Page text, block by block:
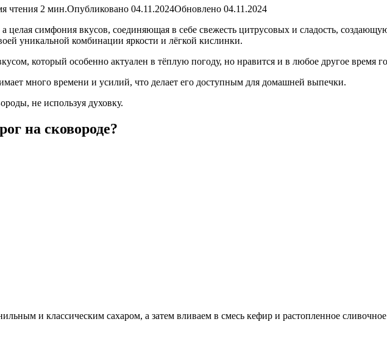
чтения 2 мин.Опубликовано 04.11.2024Обновлено 04.11.2024
целая симфония вкусов, соединяющая в себе свежесть цитрусовых и сладость,
уникальной комбинации яркости и лёгкой кислинки.
который особенно актуален в тёплую погоду, но нравится и в любое другое время
много времени и усилий, что делает его доступным для домашней выпечки.
не используя духовку.
на сковороде?
и классическим сахаром, а затем вливаем в смесь кефир и растопленное